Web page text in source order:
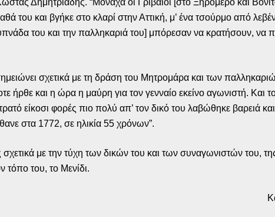
και βγήκε στο κλαρί στην Αττική, μ’ ένα τσούρμο από
του και την παλληκαριά του] μπόρεσαν να κρατήσουν, να
σχετικά με τη δράση του Μητρομάρα και των
ήρθε και η ώρα η μαύρη για τον γενναίο εκείνο αγωνιστή. Και
είκοσι φορές πιο πολύ απ’ τον δικό του λαβώθηκε βαρειά
στα 1772, σε ηλικία 55 χρόνων”.
με την τύχη των δικών του και των συναγωνιστών του,
τόπο του, το Μενίδι.